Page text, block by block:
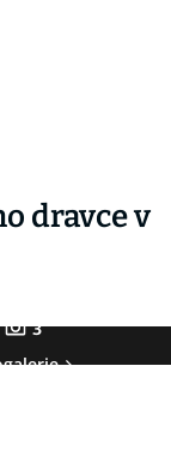
dravce v
3